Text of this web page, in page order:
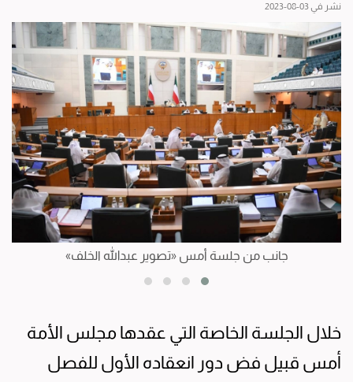
نشر في 03-08-2023
جانب من جلسة أمس «تصوير عبدالله الخلف»
خلال الجلسة الخاصة التي عقدها مجلس الأمة
أمس قبيل فض دور انعقاده الأول للفصل